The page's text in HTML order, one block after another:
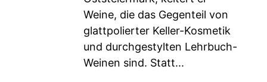
Weine, die das Gegenteil von
glattpolierter Keller-Kosmetik
und durchgestylten Lehrbuch-
Weinen sind. Statt...